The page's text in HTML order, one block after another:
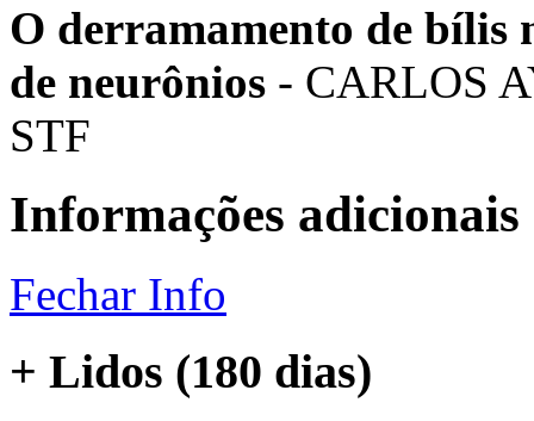
O derramamento de bílis
de neurônios - CARLOS
STF
Informações adicionais
Fechar Info
+ Lidos (180 dias)